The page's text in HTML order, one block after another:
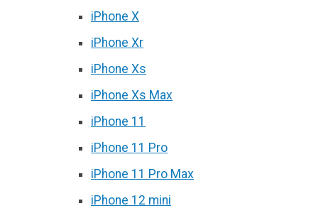
iPhone X
iPhone Xr
iPhone Xs
iPhone Xs Max
iPhone 11
iPhone 11 Pro
iPhone 11 Pro Max
iPhone 12 mini